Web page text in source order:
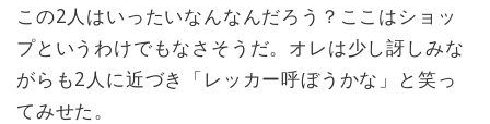
この2人はいったいなんなんだろう？ここはショッ
プというわけでもなさそうだ。オレは少し訝しみな
がらも2人に近づき「レッカー呼ぼうかな」と笑っ
てみせた。